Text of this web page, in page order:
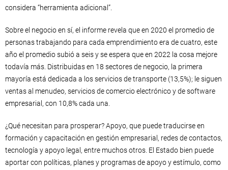
considera “herramienta adicional”.
Sobre el negocio en sí, el informe revela que en 2020 el promedio de
personas trabajando para cada emprendimiento era de cuatro, este
año el promedio subió a seis y se espera que en 2022 la cosa mejore
todavía más. Distribuidas en 18 sectores de negocio, la primera
mayoría está dedicada a los servicios de transporte (13,5%); le siguen
ventas al menudeo, servicios de comercio electrónico y de software
empresarial, con 10,8% cada una.
¿Qué necesitan para prosperar? Apoyo, que puede traducirse en
formación y capacitación en gestión empresarial, redes de contactos,
tecnología y apoyo legal, entre muchos otros. El Estado bien puede
aportar con políticas, planes y programas de apoyo y estímulo, como